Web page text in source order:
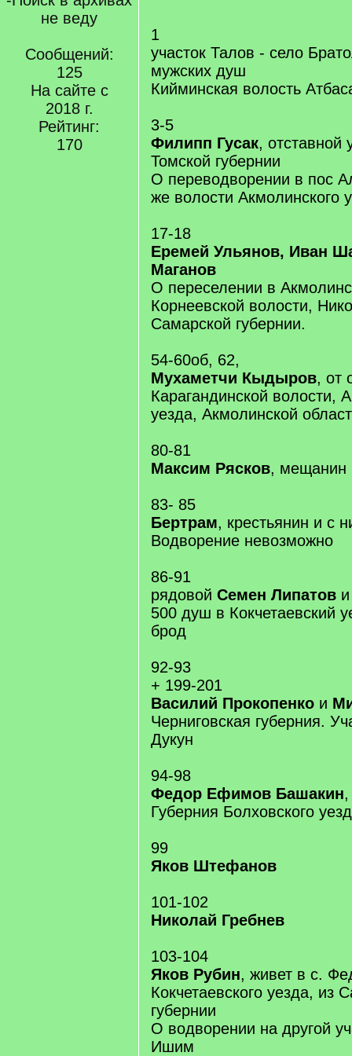
не веду
Сообщений:
125
На сайте с
2018 г.
Рейтинг:
170
1
участок Талов - село
мужских душ
Кийминская волость
3-5
Филипп Гусак, отставной
Томской губернии
О переводворении в пос
же волости Акмолинского
17-18
Еремей Ульянов, Иван
Маганов
О переселении в
Корнеевской волости,
Самарской губернии.
54-60об, 62,
Мухаметчи Кыдыров, от
Карагандинской волости,
уезда, Акмолинской
80-81
Максим Рясков, мещанин
83- 85
Бертрам, крестьянин и с
Водворение невозможно
86-91
рядовой Семен Липатов
500 душ в Кокчетаевский
брод
92-93
+ 199-201
Василий Прокопенко и
Черниговская губерния.
Дукун
94-98
Федор Ефимов Башакин
Губерния Болховского
99
Яков Штефанов
101-102
Николай Гребнев
103-104
Яков Рубин, живет в с.
Кокчетаевского уезда, из
губернии
О водворении на другой
Ишим